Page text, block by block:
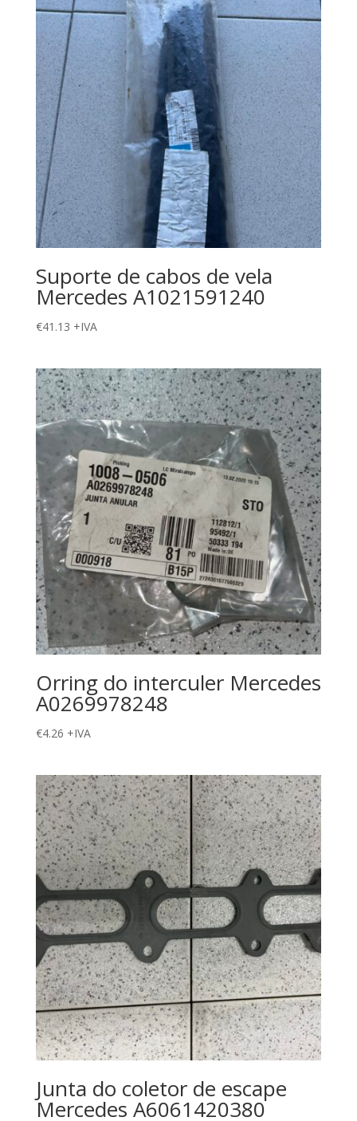
Suporte de cabos de vela
Mercedes A1021591240
€41.13 +IVA
Orring do interculer Mercedes
A0269978248
€4.26 +IVA
Junta do coletor de escape
Mercedes A6061420380